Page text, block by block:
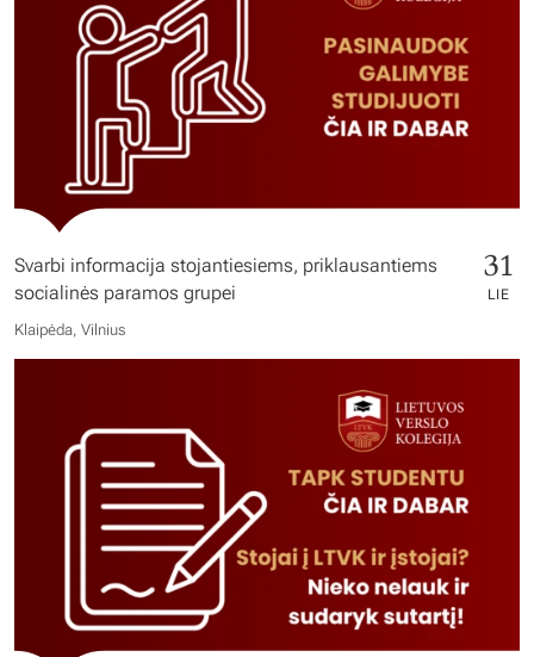
Svarbi informacija stojantiesiems, priklausantiems
socialinės paramos grupei
31
LIE
Klaipėda, Vilnius